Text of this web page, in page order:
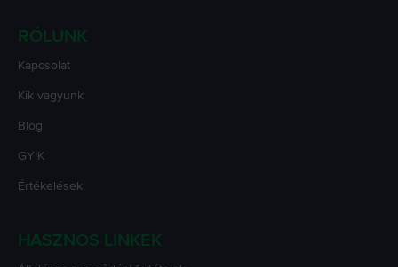
RÓLUNK
Kapcsolat
Kik vagyunk
Blog
GYIK
Értékelések
HASZNOS LINKEK